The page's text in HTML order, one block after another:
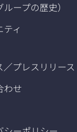
ープの歴史）
ティ
／プレスリリース
わせ